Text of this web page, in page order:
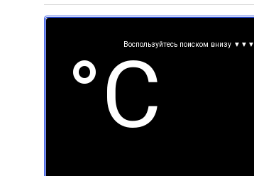
Воспользуйтесь поиском внизу ▼▼▼
°С